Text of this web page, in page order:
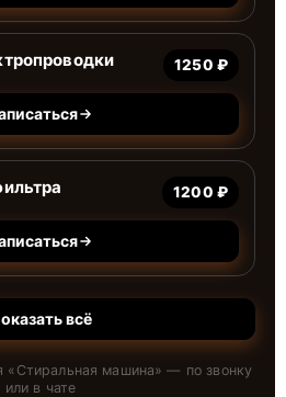
1250 ₽
1200 ₽
всё
« Стиральная машина» — по звонку
или в чате